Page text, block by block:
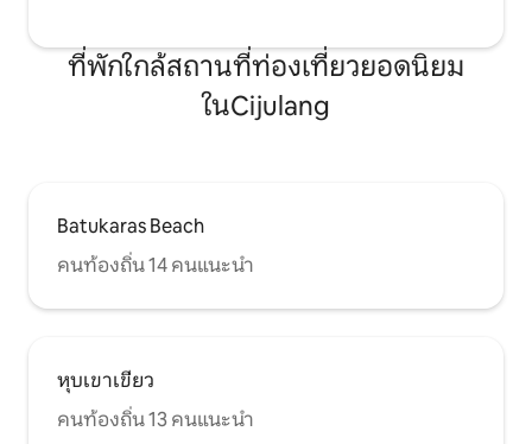
ที่พักใกล้สถานที่ท่องเที่ยวยอดนิยม
ในCijulang
Batukaras Beach
คนท้องถิ่น 14 คนแนะนำ
หุบเขาเขียว
คนท้องถิ่น 13 คนแนะนำ